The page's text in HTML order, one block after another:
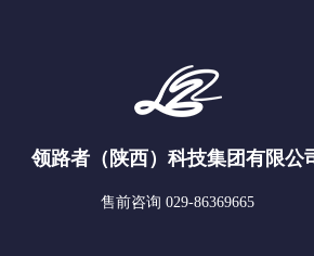
领路者（陕西）科技集团有限公
售前咨询 029-86369665